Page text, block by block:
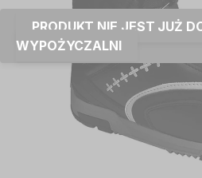
PRODUKT NIE JEST JUŻ
WYPOŻYCZALNI